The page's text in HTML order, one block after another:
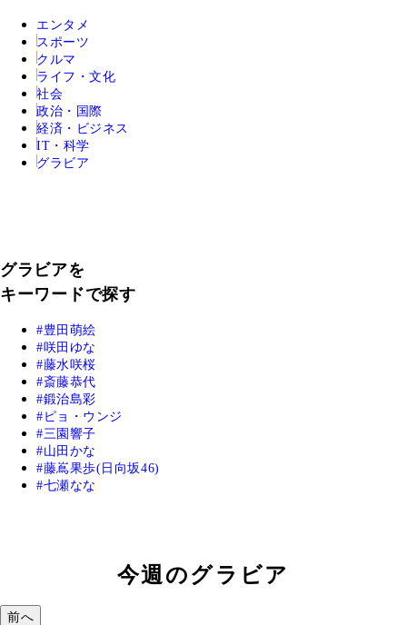
エンタメ
スポーツ
クルマ
ライフ・文化
社会
政治・国際
経済・ビジネス
IT・科学
グラビア
グラビアを
キーワードで探す
豊田萌絵
咲田ゆな
藤水咲桜
斎藤恭代
鍛治島彩
ピョ・ウンジ
三園響子
山田かな
藤嶌果歩(日向坂46)
七瀬なな
今週のグラビア
前へ